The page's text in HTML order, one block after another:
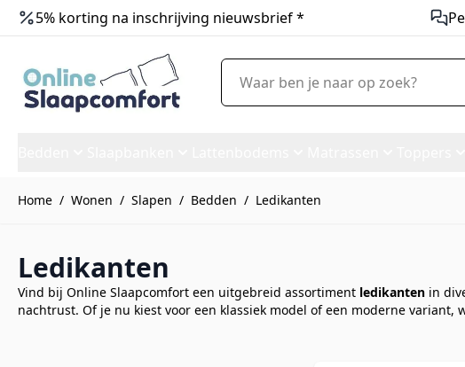
5% korting na inschrijving nieuwsbrief *
Waar ben je naar op zoek?
Home / Wonen / Slapen / Bedden / Ledikanten
Ledikanten
Vind bij Online Slaapcomfort een uitgebreid assortiment ledikanten in
nachtrust. Of je nu kiest voor een klassiek model of een moderne